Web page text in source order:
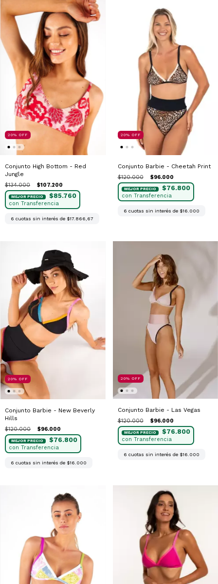
20% OFF
Conjunto High Bottom - Red
Jungle
$134.000 $107.200
$85.760
6 cuotas sin interés de $17.866,67
20% OFF
Conjunto Barbie - Cheetah Print
$120.000 $96.000
$76.800
6 cuotas sin interés de $16.000
20% OFF
Conjunto Barbie - New Beverly
Hills
$120.000 $96.000
$76.800
6 cuotas sin interés de $16.000
20% OFF
Conjunto Barbie - Las Vegas
$120.000 $96.000
$76.800
6 cuotas sin interés de $16.000